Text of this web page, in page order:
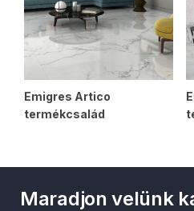
Emigres Artico
termékcsalád
Maradjon velünk